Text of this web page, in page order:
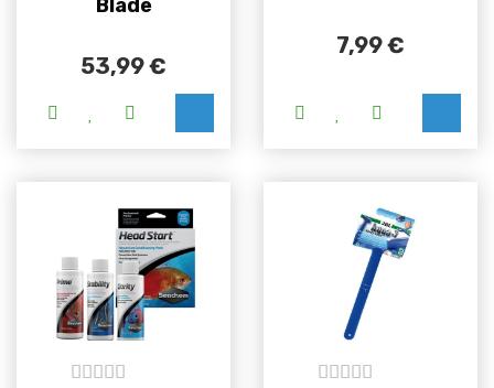
Blade
53,99€
7,99€
Ovaj proizvod